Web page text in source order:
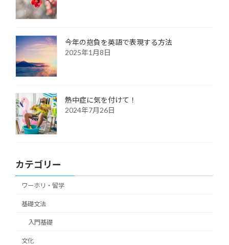
今年の抱負を英語で表現する方法
2025年1月8日
熱中症に気を付けて！
2024年7月26日
カテゴリー
ワーホリ・留学
基礎文法
入門基礎
文化